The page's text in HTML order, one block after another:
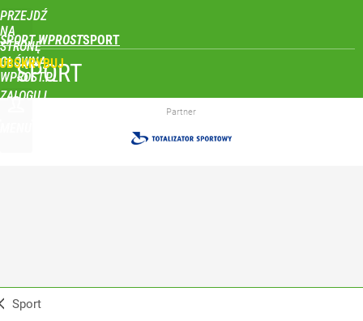
PRZEJDŹ
NA
STRONĘ
GŁÓWNĄ
WPROST.PL
SPORT WPROST
ZALOGUJ
SPORT
Partner
Sport